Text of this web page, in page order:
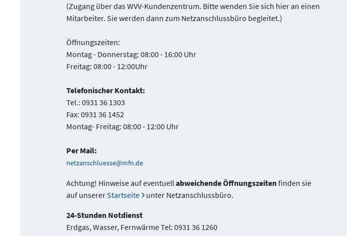
(Zugang über das WVV-Kundenzentrum. Bitte wenden Sie sich hier an einen
Mitarbeiter. Sie werden dann zum Netzanschlussbüro begleitet.)
Öffnungszeiten:
Montag - Donnerstag: 08:00 - 16:00 Uhr
Freitag: 08:00 - 12:00Uhr
Telefonischer Kontakt:
Tel.: 0931 36 1303
Fax: 0931 36 1452
Montag- Freitag: 08:00 - 12:00 Uhr
Per Mail:
netzanschluesse@mfn.de
Achtung! Hinweise auf eventuellabweichende Öffnungszeitenfinden sie
auf unsererStartseite
unter Netzanschlussbüro.
24-Stunden Notdienst
Erdgas, Wasser, Fernwärme Tel: 0931 36 1260